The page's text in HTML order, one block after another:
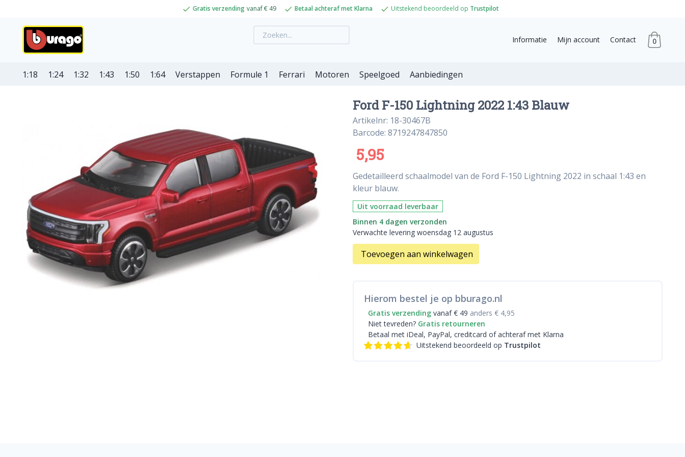
Gratis verzending vanaf € 49 Betaal achteraf met Klarna Uitstekend beoordeeld op Trustpilot
Informatie Mijn account Contact 0
1:18 1:24 1:32 1:43 1:50 1:64 Verstappen Formule 1 Ferrari Motoren Speelgoed Aanbiedingen
Ford F-150 Lightning 2022 1:43 Blauw
Artikelnr: 18-30467B
Barcode: 8719247847850
5,95
Gedetailleerd schaalmodel van de Ford F-150 Lightning 2022 in schaal 1:43 en
kleur blauw.
Uit voorraad leverbaar
Binnen 4 dagen verzonden
Verwachte levering woensdag 12 augustus
Toevoegen aan winkelwagen
Hierom bestel je op bburago.nl
Gratis verzending vanaf € 49 anders € 4,95
Niet tevreden? Gratis retourneren
Betaal met iDeal, PayPal, creditcard of achteraf met Klarna
Uitstekend beoordeeld op Trustpilot